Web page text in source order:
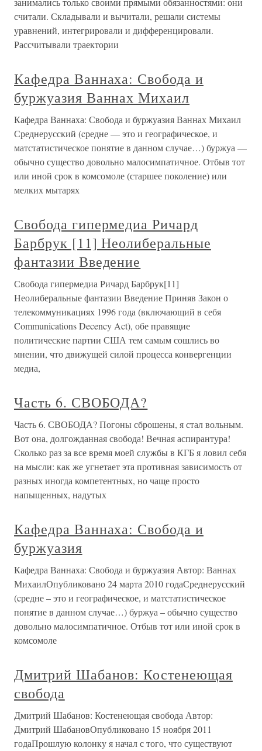
считали. Складывали и вычитали, решали системы
уравнений, интегрировали и дифференцировали.
Рассчитывали траектории
Кафедра Ваннаха: Свобода и
буржуазия Ваннах Михаил
Кафедра Ваннаха: Свобода и буржуазия Ваннах Михаил
Среднерусский (cредне — это и географическое, и
матстатистическое понятие в данном случае…) буржуа —
обычно существо довольно малосимпатичное. Отбыв тот
или иной срок в комсомоле (старшее поколение) или
мелких мытарях
Свобода гипермедиа Ричард
Барбрук [11] Неолиберальные
фантазии Введение
Свобода гипермедиа Ричард Барбрук[11]
Неолиберальные фантазии Введение Приняв Закон о
телекоммуникациях 1996 года (включающий в себя
Communications Decency Act), обе правящие
политические партии США тем самым сошлись во
мнении, что движущей силой процесса конвергенции
медиа,
Часть 6. СВОБОДА?
Часть 6. СВОБОДА? Погоны сброшены, я стал вольным.
Вот она, долгожданная свобода! Вечная аспирантура!
Сколько раз за все время моей службы в КГБ я ловил себя
на мысли: как же угнетает эта противная зависимость от
разных иногда компетентных, но чаще просто
напыщенных, надутых
Кафедра Ваннаха: Свобода и
буржуазия
Кафедра Ваннаха: Свобода и буржуазия Автор: Ваннах
МихаилОпубликовано 24 марта 2010 годаСреднерусский
(cредне – это и географическое, и матстатистическое
понятие в данном случае…) буржуа – обычно существо
довольно малосимпатичное. Отбыв тот или иной срок в
комсомоле
Дмитрий Шабанов: Костенеющая
свобода
Дмитрий Шабанов: Костенеющая свобода Автор:
Дмитрий ШабановОпубликовано 15 ноября 2011
годаПрошлую колонку я начал с того, что существуют